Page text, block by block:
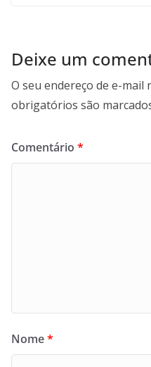
Deixe um
O seu endereço de e-mail
obrigatórios são
Comentário *
Nome*